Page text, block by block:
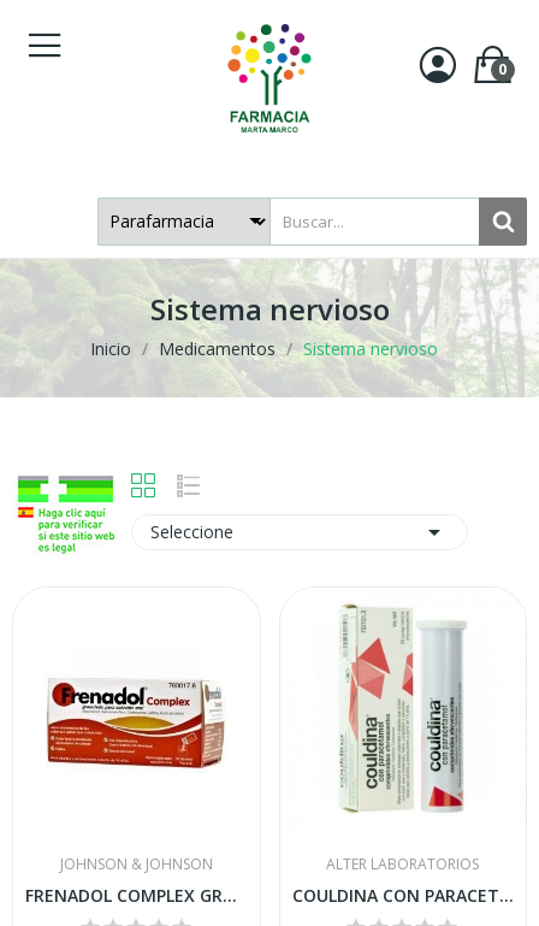
0
Sistema nervioso
Inicio Medicamentos Sistema nervioso
Seleccione 
JOHNSON & JOHNSON
FRENADOL COMPLEX GRANULADO PARA SOLUCION ORAL ,...
ALTER LABORATORIOS
COULDINA CON PARACETAMOL COMPRIMIDOS...